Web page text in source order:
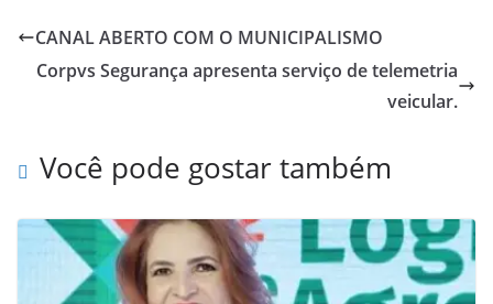
CANAL ABERTO COM O MUNICIPALISMO
Corpvs Segurança apresenta serviço de telemetria
veicular.
Você pode gostar também